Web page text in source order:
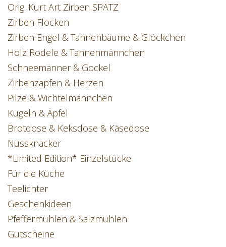
Orig. Kurt Art Zirben SPATZ
Zirben Flocken
Zirben Engel & Tannenbäume & Glöckchen
Holz Rodele & Tannenmännchen
Schneemänner & Gockel
Zirbenzapfen & Herzen
Pilze & Wichtelmännchen
Kugeln & Äpfel
Brotdose & Keksdose & Käsedose
Nussknacker
*Limited Edition* Einzelstücke
Für die Küche
Teelichter
Geschenkideen
Pfeffermühlen & Salzmühlen
Gutscheine